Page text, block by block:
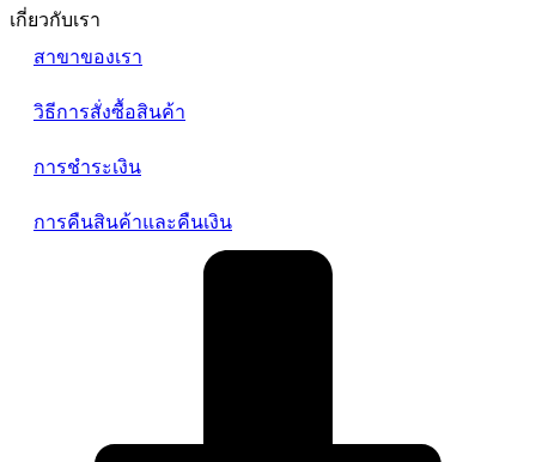
เกี่ยวกับเรา
สาขาของเรา
วิธีการสั่งซื้อสินค้า
การชำระเงิน
การคืนสินค้าและคืนเงิน